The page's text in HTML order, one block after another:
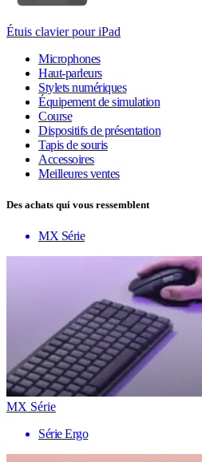
Étuis clavier pour iPad
Microphones
Haut-parleurs
Stylets numériques
Équipement de simulation
Course
Dispositifs de présentation
Tapis de souris
Accessoires
Meilleures ventes
Des achats qui vous ressemblent
MX Série
MX Série
Série Ergo